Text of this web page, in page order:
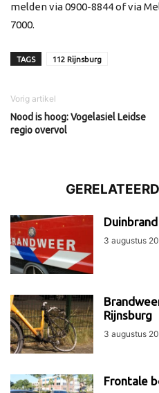
melden via 0900-8844 of via
7000.
TAGS 112 Rijnsburg
Vorig artikel
Nood is hoog: Vogelasiel Leidse
regio overvol
3 augustus
Rijnsburg
3 augustus
Frontale